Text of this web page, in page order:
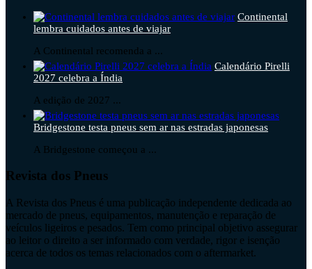
Continental
lembra cuidados antes de viajar
A Continental recomenda a ...
Calendário Pirelli
2027 celebra a Índia
A edição de 2027 ...
Bridgestone testa pneus sem ar nas estradas japonesas
A Bridgestone começou a ...
Revista dos Pneus
A Revista dos Pneus é uma publicação independente dedicada ao
mercado de pneus, equipamentos, manutenção e reparação de
veículos ligeiros e pesados. Tem como principal objetivo assegurar
ao leitor o direito a ser informado com verdade, rigor e isenção
acerca de todos os temas relacionados com o aftermarket.